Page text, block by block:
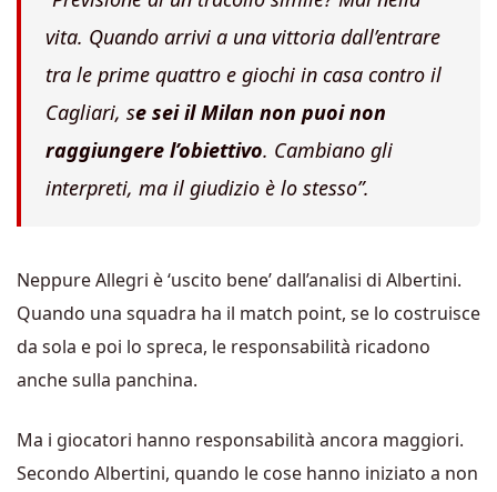
vita. Quando arrivi a una vittoria dall’entrare
tra le prime quattro e giochi in casa contro il
Cagliari, se sei il Milan non puoi non
raggiungere l’obiettivo. Cambiano gli
interpreti, ma il giudizio è lo stesso”.
Neppure Allegri è ‘uscito bene’ dall’analisi di Albertini.
Quando una squadra ha il match point, se lo costruisce
da sola e poi lo spreca, le responsabilità ricadono
anche sulla panchina.
Ma i giocatori hanno responsabilità ancora maggiori.
Secondo Albertini, quando le cose hanno iniziato a non